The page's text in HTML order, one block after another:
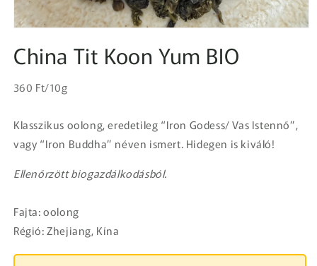
megnyitása
a
párbeszédpanelen
China Tit Koon Yum BIO
Normál
Egységár
360 Ft/10g
Klasszikus oolong, eredetileg “Iron Godess/ Vas Istennő”,
vagy “Iron Buddha” néven ismert. Hidegen is kiváló!
Ellenőrzött biogazdálkodásból.
Fajta: oolong
Régió: Zhejiang, Kína